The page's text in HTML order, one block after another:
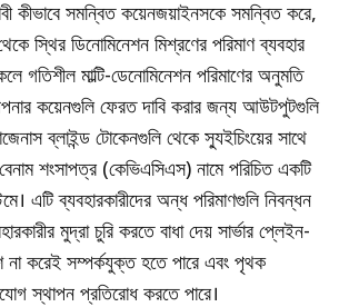
কীভাবে সমন্বিত কয়েনজয়াইনসকে সমন্বিত করে,
স্থির ডিনোমিনেশন মিশ্রণের পরিমাণ ব্যবহার
গতিশীল মাল্টি-ডেনোমিনেশন পরিমাণের অনুমতি
কয়েনগুলি ফেরত দাবি করার জন্য আউটপুটগুলি
ব্লাইন্ড টোকেনগুলি থেকে স্যুইচিংয়ের সাথে
শংসাপত্র (কেভিএসিএস) নামে পরিচিত একটি
এটি ব্যবহারকারীদের অন্ধ পরিমাণগুলি নিবন্ধন
মুদ্রা চুরি করতে বাধা দেয় সার্ভার প্লেইন-
না করেই সম্পর্কযুক্ত হতে পারে এবং পৃথক
স্থাপন প্রতিরোধ করতে পারে।